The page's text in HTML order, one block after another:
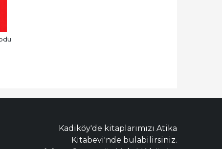
Kadiköy'de kitaplarımızı Atika
Kitabevi'nde bulabilirsiniz.